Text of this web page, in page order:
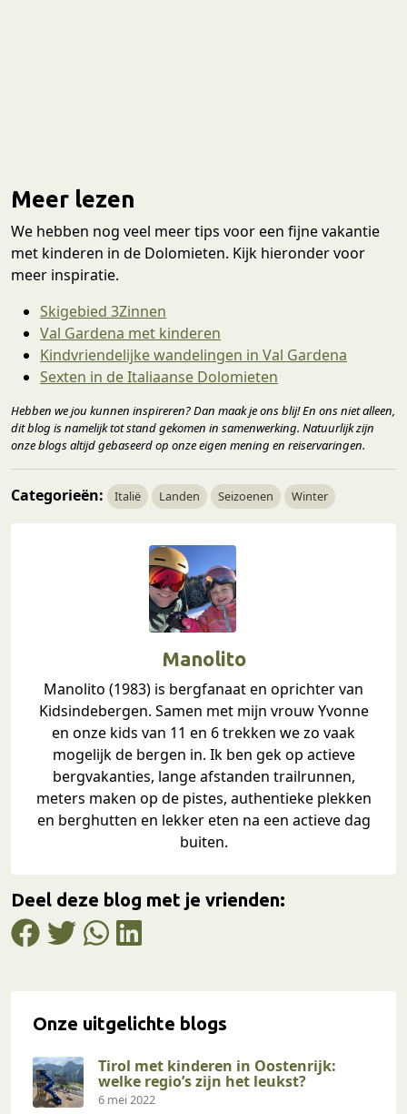
Meer lezen
We hebben nog veel meer tips voor een fijne vakantie
met kinderen in de Dolomieten. Kijk hieronder voor
meer inspiratie.
Skigebied 3Zinnen
Val Gardena met kinderen
Kindvriendelijke wandelingen in Val Gardena
Sexten in de Italiaanse Dolomieten
Hebben we jou kunnen inspireren? Dan maak je ons blij! En ons niet alleen,
dit blog is namelijk tot stand gekomen in samenwerking. Natuurlijk zijn
onze blogs altijd gebaseerd op onze eigen mening en reiservaringen.
Categorieën: Italië Landen Seizoenen Winter
Manolito
Manolito (1983) is bergfanaat en oprichter van
Kidsindebergen. Samen met mijn vrouw Yvonne
en onze kids van 11 en 6 trekken we zo vaak
mogelijk de bergen in. Ik ben gek op actieve
bergvakanties, lange afstanden trailrunnen,
meters maken op de pistes, authentieke plekken
en berghutten en lekker eten na een actieve dag
buiten.
Deel deze blog met je vrienden:
Onze uitgelichte blogs
Tirol met kinderen in Oostenrijk:
welke regio’s zijn het leukst?
6 mei 2022